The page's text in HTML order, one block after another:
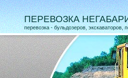
ПЕРЕВОЗКА
перевозка - бульдозеров, экскаваторов,